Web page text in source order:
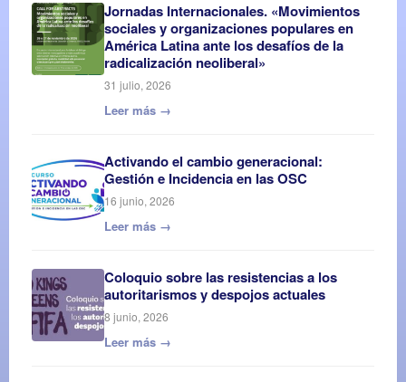
Jornadas Internacionales. «Movimientos
sociales y organizaciones populares en
América Latina ante los desafíos de la
radicalización neoliberal»
31 julio, 2026
Leer más →
Activando el cambio generacional:
Gestión e Incidencia en las OSC
16 junio, 2026
Leer más →
Coloquio sobre las resistencias a los
autoritarismos y despojos actuales
8 junio, 2026
Leer más →